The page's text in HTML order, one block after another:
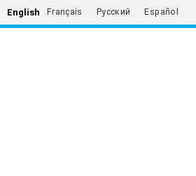
English Français Русский Español